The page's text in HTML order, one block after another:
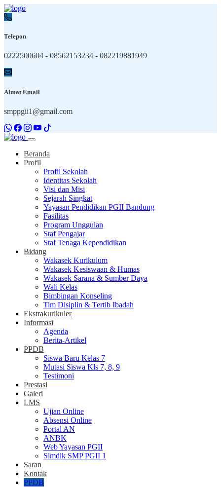
Telepon
0222500604 - 08562153234 - 082219881949
Almat Email
smppgii1@gmail.com
Beranda
Profil
Profil Sekolah
Identitas Sekolah
Visi dan Misi
Sejarah Singkat
Yayasan Pendidikan PGII Bandung
Fasilitas
Program Unggulan
Staf Pengajar
Staf Tenaga Kependidikan
Bidang
Wakasek Kurikulum
Wakasek Kesiswaan & Humas
Wakasek Sarana & Sumber Daya
Wali Kelas
Bimbingan Konseling
Tim Disiplin & Tertib Ibadah
Ekstrakurikuler
Informasi
Agenda
Berita-Artikel
PPDB
Siswa Baru Kelas 7
Mutasi Siswa Kls 7, 8, 9
Testimoni
Prestasi
Galeri
LMS
Ujian Online
Absensi Online
Portal AN
ANBK
Web Yayasan PGII
Simdik SMP PGII 1
Saran
Kontak
PPDB